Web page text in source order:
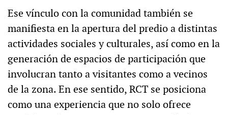
Ese vínculo con la comunidad también se
manifiesta en la apertura del predio a distintas
actividades sociales y culturales, así como en la
generación de espacios de participación que
involucran tanto a visitantes como a vecinos
de la zona. En ese sentido, RCT se posiciona
como una experiencia que no solo ofrece